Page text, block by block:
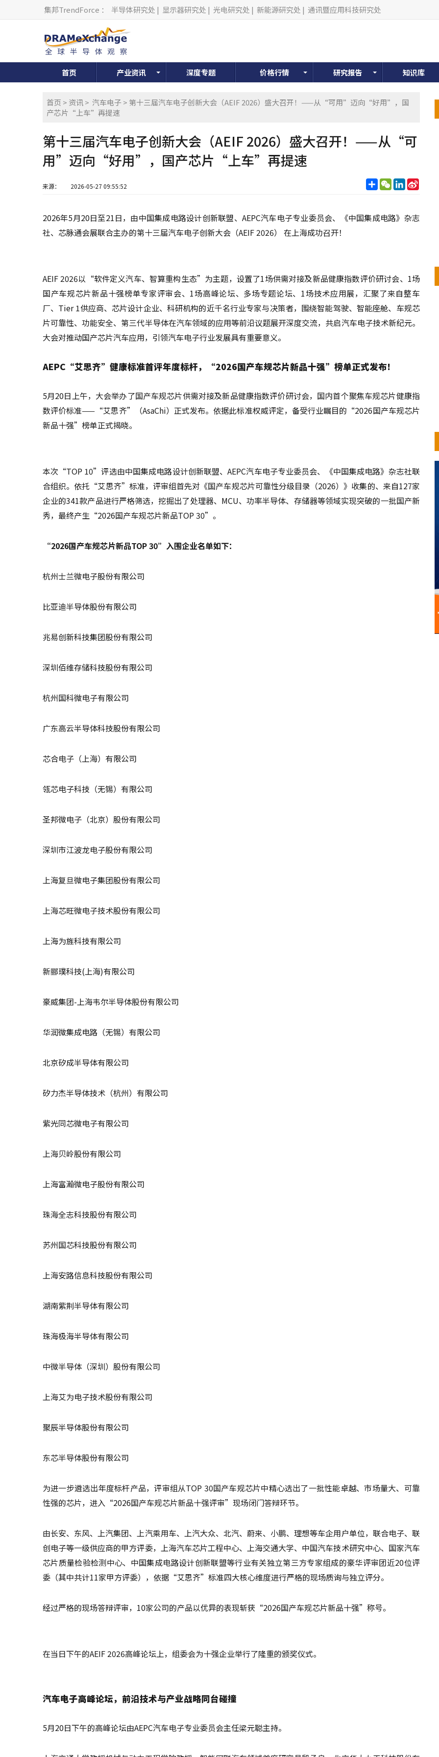
集邦TrendForce ： 半导体研究处 | 显示器研究处 | 光电研究处 | 新能源研究处 | 通讯暨应用科技研究处
首页 产业资讯 深度专题 价格行情 研究报告 知识库
首页 > 资讯> 汽车电子> 第十三届汽车电子创新大会（AEIF 2026）盛大召开！——从“可用”迈向“好用”，国
产芯片“上车”再提速
第十三届汽车电子创新大会（AEIF 2026）盛大召开！——从“可
用”迈向“好用”，国产芯片“上车”再提速
来源： 2026-05-27 09:55:52 分
享
WeChatLinkedIn
Sina
2026年5月20日至21日，由中国集成电路设计创新联盟、AEPC汽车电子专业委员会、《中国集成电路》杂志
社、芯脉通会展联合主办的第十三届汽车电子创新大会（AEIF 2026） 在上海成功召开！
AEIF 2026以“软件定义汽车、智算重构生态”为主题，设置了1场供需对接及新品健康指数评价研讨会、1场
国产车规芯片新品十强榜单专家评审会、1场高峰论坛、多场专题论坛、1场技术应用展，汇聚了来自整车
厂、Tier 1供应商、芯片设计企业、科研机构的近千名行业专家与决策者，围绕智能驾驶、智能座舱、车规芯
片可靠性、功能安全、第三代半导体在汽车领域的应用等前沿议题展开深度交流，共启汽车电子技术新纪元。
大会对推动国产芯片汽车应用，引领汽车电子行业发展具有重要意义。
AEPC“艾思齐”健康标准首评年度标杆，“2026国产车规芯片新品十强”榜单正式发布!
5月20日上午，大会举办了国产车规芯片供需对接及新品健康指数评价研讨会，国内首个聚焦车规芯片健康指
数评价标准——“艾思齐”（AsaChi）正式发布。依据此标准权威评定，备受行业瞩目的“2026国产车规芯片
新品十强”榜单正式揭晓。
本次“TOP 10”评选由中国集成电路设计创新联盟、AEPC汽车电子专业委员会、《中国集成电路》杂志社联
合组织。依托“艾思齐”标准，评审组首先对《国产车规芯片可靠性分级目录（2026）》收集的、来自127家
企业的341款产品进行严格筛选，挖掘出了处理器、MCU、功率半导体、存储器等领域实现突破的一批国产新
秀，最终产生“2026国产车规芯片新品TOP 30”。
“2026国产车规芯片新品TOP 30”入围企业名单如下：
杭州士兰微电子股份有限公司
比亚迪半导体股份有限公司
兆易创新科技集团股份有限公司
深圳佰维存储科技股份有限公司
杭州国科微电子有限公司
广东高云半导体科技股份有限公司
芯合电子（上海）有限公司
瓴芯电子科技（无锡）有限公司
圣邦微电子（北京）股份有限公司
深圳市江波龙电子股份有限公司
上海复旦微电子集团股份有限公司
上海芯旺微电子技术股份有限公司
上海为旌科技有限公司
新郦璞科技(上海)有限公司
豪威集团-上海韦尔半导体股份有限公司
华润微集成电路（无锡）有限公司
北京矽成半导体有限公司
矽力杰半导体技术（杭州）有限公司
紫光同芯微电子有限公司
上海贝岭股份有限公司
上海富瀚微电子股份有限公司
珠海全志科技股份有限公司
苏州国芯科技股份有限公司
上海安路信息科技股份有限公司
湖南紫荆半导体有限公司
珠海极海半导体有限公司
中微半导体（深圳）股份有限公司
上海艾为电子技术股份有限公司
聚辰半导体股份有限公司
东芯半导体股份有限公司
为进一步遴选出年度标杆产品，评审组从TOP 30国产车规芯片中精心选出了一批性能卓越、市场量大、可靠
性强的芯片，进入“2026国产车规芯片新品十强评审”现场闭门答辩环节。
由长安、东风、上汽集团、上汽乘用车、上汽大众、北汽、蔚来、小鹏、理想等车企用户单位，联合电子、联
创电子等一级供应商的甲方评委，上海汽车芯片工程中心、上海交通大学、中国汽车技术研究中心、国家汽车
芯片质量检验检测中心、中国集成电路设计创新联盟等行业有关独立第三方专家组成的豪华评审团近20位评
委（其中共计11家甲方评委），依据“艾思齐”标准四大核心维度进行严格的现场质询与独立评分。
经过严格的现场答辩评审，10家公司的产品以优异的表现斩获“2026国产车规芯片新品十强”称号。
在当日下午的AEIF 2026高峰论坛上，组委会为十强企业举行了隆重的颁奖仪式。
汽车电子高峰论坛，前沿技术与产业战略同台碰撞
5月20日下午的高峰论坛由AEPC汽车电子专业委员会主任梁元聪主持。